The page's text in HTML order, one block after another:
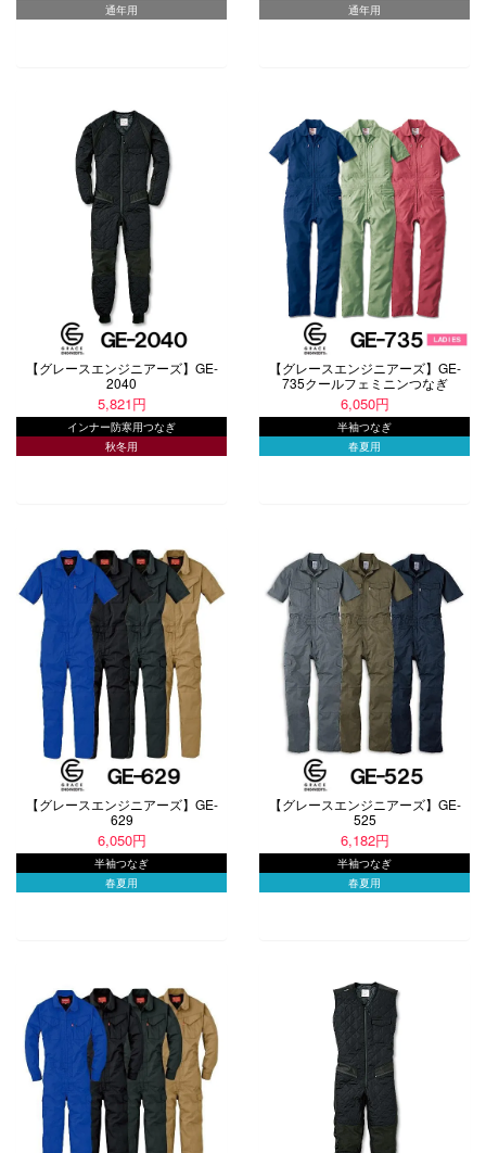
通年用
通年用
【グレースエンジニアーズ】GE-
2040
5,821円
インナー防寒用つなぎ
秋冬用
【グレースエンジニアーズ】GE-
735クールフェミニンつなぎ
6,050円
半袖つなぎ
春夏用
【グレースエンジニアーズ】GE-
629
6,050円
半袖つなぎ
春夏用
【グレースエンジニアーズ】GE-
525
6,182円
半袖つなぎ
春夏用